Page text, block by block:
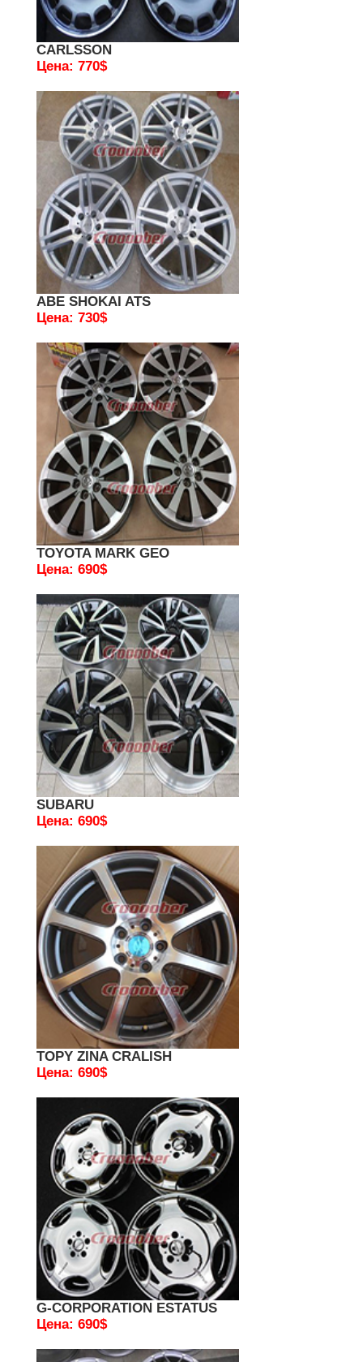
CARLSSON
Цена: 770$
ABE SHOKAI ATS
Цена: 730$
TOYOTA MARK GEO
Цена: 690$
SUBARU
Цена: 690$
TOPY ZINA CRALISH
Цена: 690$
G-CORPORATION ESTATUS
Цена: 690$